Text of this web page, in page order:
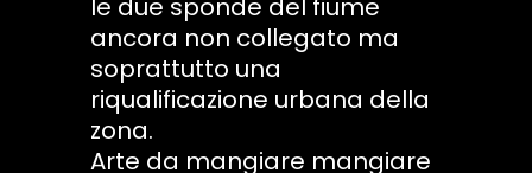
le due sponde del fiume
ancora non collegato ma
soprattutto una
riqualificazione urbana della
zona.
Arte da mangiare mangiare